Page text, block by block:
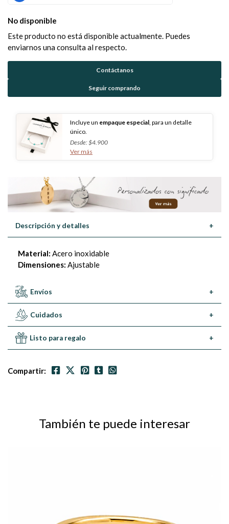
No disponible
Este producto no está disponible actualmente. Puedes
enviarnos una consulta al respecto.
Contáctanos
Seguir comprando
Incluye un empaque especial , para un detalle
único.
Desde: $4.900
Ver más
Descripción y detalles +
Material: Acero inoxidable
Dimensiones: Ajustable
Envíos +
Cuidados +
Listo para regalo +
Compartir:
También te puede interesar